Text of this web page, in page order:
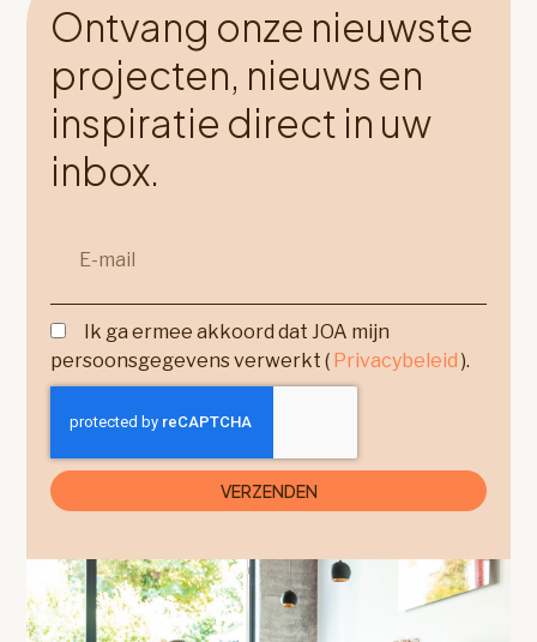
Ontvang onze nieuwste
projecten, nieuws en
inspiratie direct in uw
inbox.
Ik ga ermee akkoord dat JOA mijn
persoonsgegevens verwerkt ( Privacybeleid ).
VERZENDEN